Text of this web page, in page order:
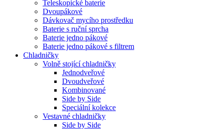
Teleskopické baterie
Dvoupákové
Dávkovač mycího prostředku
Baterie s ruční sprcha
Baterie jedno pákové
Baterie jedno pákové s filtrem
Chladničky
Volně stojící chladničky
Jednodveřové
Dvoudveřové
Kombinované
Side by Side
Speciální kolekce
Vestavné chladničky
Side by Side